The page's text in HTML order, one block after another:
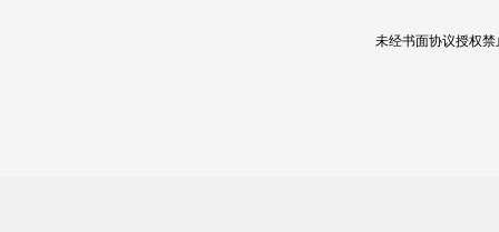
未经书面协议授权